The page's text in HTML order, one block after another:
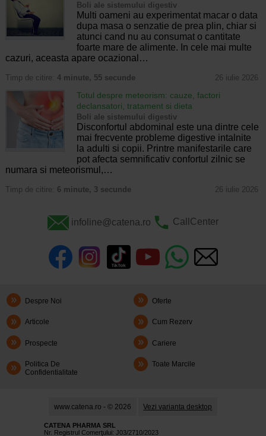
Boli ale sistemului digestiv
Multi oameni au experimentat macar o data
dupa masa o senzatie de prea plin, chiar si
atunci cand nu au consumat o cantitate
foarte mare de alimente. In cele mai multe
cazuri, aceasta apare ocazional…
Timp de citire: 4 minute, 55 secunde 26 iulie 2026
Totul despre meteorism: cauze, factori
declansatori, tratament si dieta
Boli ale sistemului digestiv
Disconfortul abdominal este una dintre cele
mai frecvente probleme digestive intalnite
la adulti si copii. Printre manifestarile care
pot afecta semnificativ confortul zilnic se
numara si meteorismul,…
Timp de citire: 6 minute, 3 secunde 26 iulie 2026
infoline@catena.ro CallCenter
Despre Noi Oferte
Articole Cum Rezerv
Prospecte Cariere
Politica De
Confidentialitate
Toate Marcile
www.catena.ro - © 2026 Vezi varianta desktop
CATENA PHARMA SRL
Nr. Registrul Comerţului: J03/2710/2023